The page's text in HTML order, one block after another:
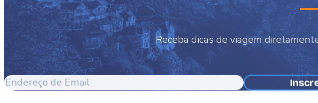
Receba dicas de viagem
Endereço